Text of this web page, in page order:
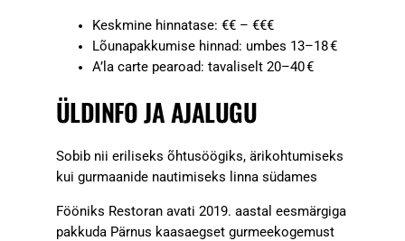
Keskmine hinnatase: €€ – €€€
Lõunapakkumise hinnad: umbes 13–18 €
A’la carte pearoad: tavaliselt 20–40 €
ÜLDINFO JA AJALUGU
Sobib nii eriliseks õhtusöögiks, ärikohtumiseks
kui gurmaanide nautimiseks linna südames
Fööniks Restoran avati 2019. aastal eesmärgiga
pakkuda Pärnus kaasaegset gurmeekogemust